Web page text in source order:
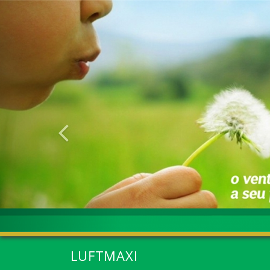
Anterior
LUFTMAXI